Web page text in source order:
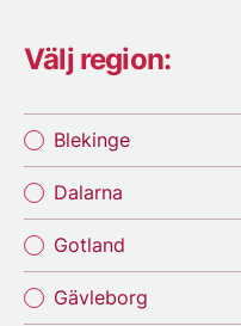
Välj region:
Blekinge
Dalarna
Gotland
Gävleborg